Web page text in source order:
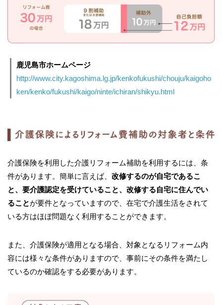
このような場合は、介護保険が優先し、床の段差解消や
手すり設置は介護保険で、ユニットバスや洗面化粧台の
取替等の高額工事は障害者補助制度を使用するという事
になりました。
この許可承認を得るのに、3週間程度の時間を費やしてし
の着工となりました。(お客様とのイメージがしっかり共
工事期間中は、ほぼ毎日施工状態を確認を頂き、工程を
確認して施工を進行して行きましたので、工事途中によ
くある(話しやすい関係は施工中にも効果を発揮します。)
「言った。言わない。」や「こんな仕上げなるとは思わ
住みながらの大規模リフォームの中、お客様には
鹿児島市ホームページ
http://www.city.kagoshima.lg.jp/kenkofukushi/chouju/kaigoho
ken/kenko/fukushi/kaigo/ninte/ichiran/shikyu.html
介護保険を利用した介護リフォーム補助を利用するには、条
件があります。簡単に言えば、 改修するのが自宅であるこ
と、要介護認定を受けていること、改修する自宅に住んでい
ることが要件となっていますので、在宅で介護生活をされて
いる方はほぼ問題なく利用することができます。
また、介護保険が適用となる場合、対象となるリフォーム内
容には様々な条件がありますので、事前にその条件を満たし
ているのか確認をする必要があります。